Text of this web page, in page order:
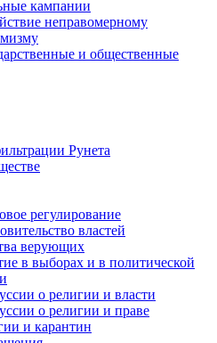
кампании
неправомерному
и общественные
Рунета
регулирование
властей
верующих
в выборах и в политической
о религии и власти
о религии и праве
и карантин